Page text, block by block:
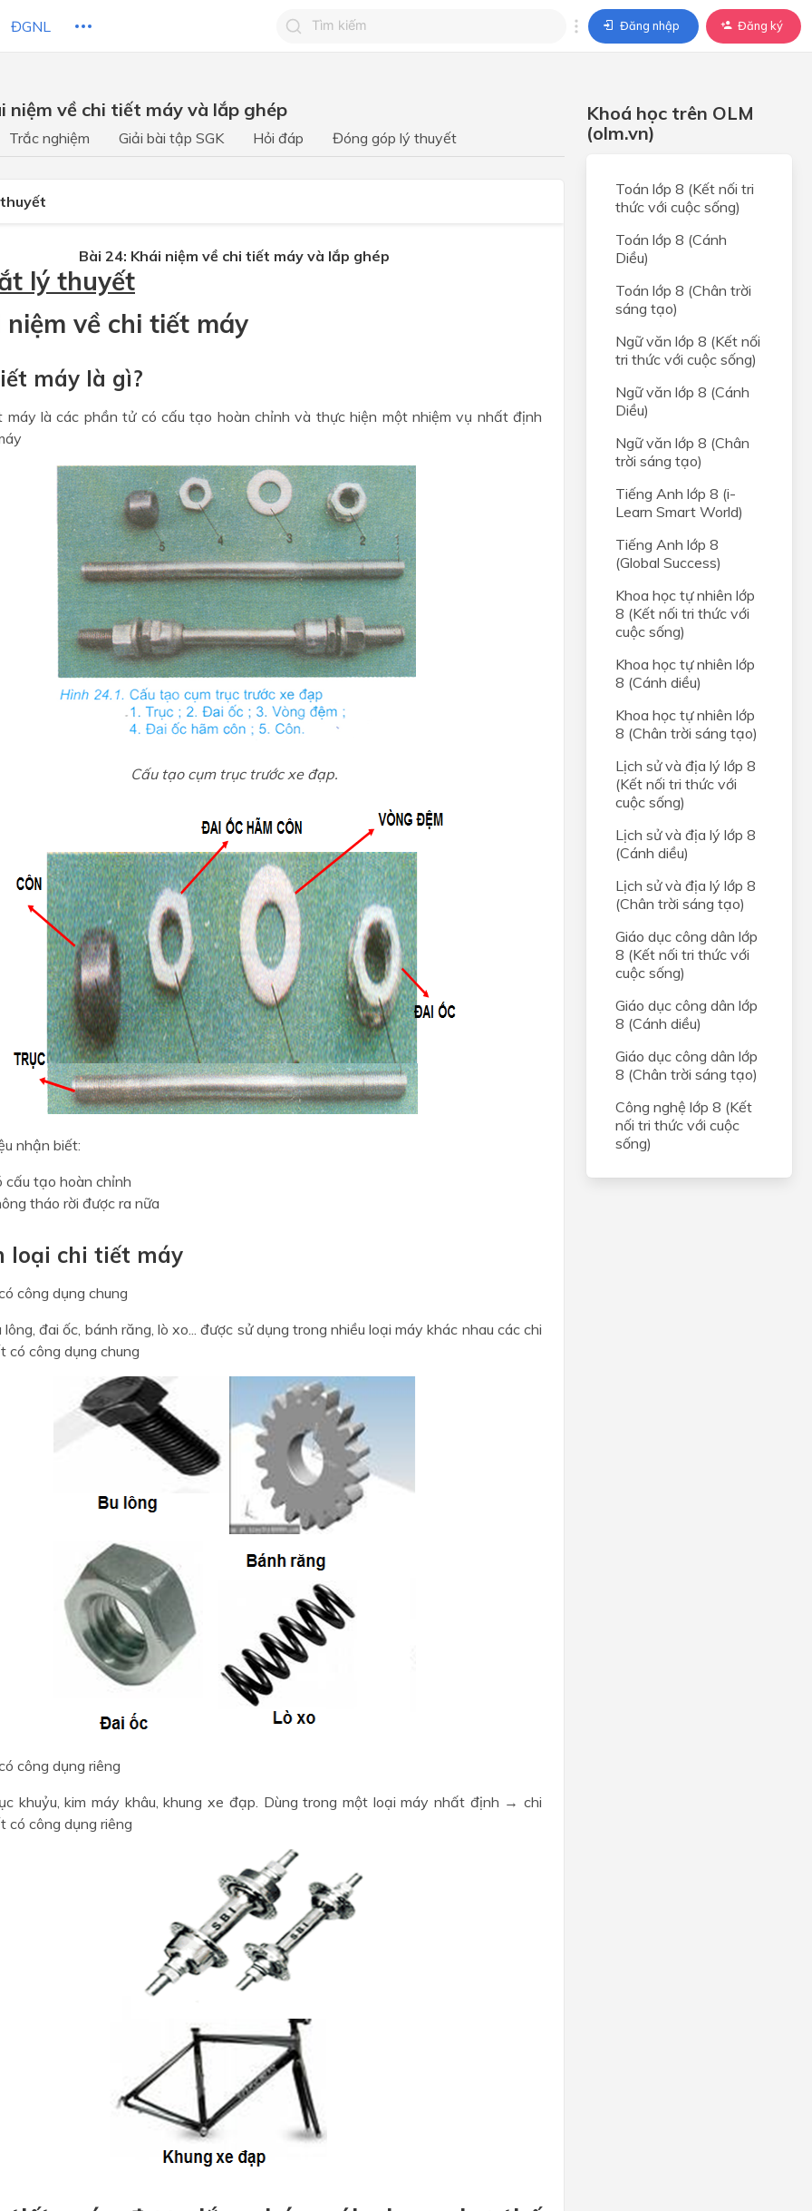
ĐGNL
bạn
Đăng nhập Đăng ký
CHỦ ĐỀ / CHƯƠNG
niệm về chi tiết máy và lắp ghép
Trắc nghiệm Giải bài tập SGK Hỏi đáp Đóng góp lý thuyết
Bài 24: Khái niệm về chi tiết máy và lắp ghép
lý thuyết
niệm về chi tiết máy
máy là gì?
máy là các phần tử có cấu tạo hoàn chỉnh và thực hiện một nhiệm vụ nhất định
Cấu tạo cụm trục trước xe đạp.
nhận biết:
cấu tạo hoàn chỉnh
tháo rời được ra nữa
loại chi tiết máy
công dụng chung
lông, đai ốc, bánh răng, lò xo... được sử dụng trong nhiều loại máy khác nhau các chi
có công dụng chung
công dụng riêng
khuỷu, kim máy khâu, khung xe đạp. Dùng trong một loại máy nhất định → chi
có công dụng riêng
Khoá học trên OLM
(olm.vn)
Toán lớp 8 (Kết nối tri
thức với cuộc sống)
Toán lớp 8 (Cánh
Diều)
Toán lớp 8 (Chân trời
sáng tạo)
Ngữ văn lớp 8 (Kết nối
tri thức với cuộc sống)
Ngữ văn lớp 8 (Cánh
Diều)
Ngữ văn lớp 8 (Chân
trời sáng tạo)
Tiếng Anh lớp 8 (i-
Learn Smart World)
Tiếng Anh lớp 8
(Global Success)
Khoa học tự nhiên lớp
8 (Kết nối tri thức với
cuộc sống)
Khoa học tự nhiên lớp
8 (Cánh diều)
Khoa học tự nhiên lớp
8 (Chân trời sáng tạo)
Lịch sử và địa lý lớp 8
(Kết nối tri thức với
cuộc sống)
Lịch sử và địa lý lớp 8
(Cánh diều)
Lịch sử và địa lý lớp 8
(Chân trời sáng tạo)
Giáo dục công dân lớp
8 (Kết nối tri thức với
cuộc sống)
Giáo dục công dân lớp
8 (Cánh diều)
Giáo dục công dân lớp
8 (Chân trời sáng tạo)
Công nghệ lớp 8 (Kết
nối tri thức với cuộc
sống)